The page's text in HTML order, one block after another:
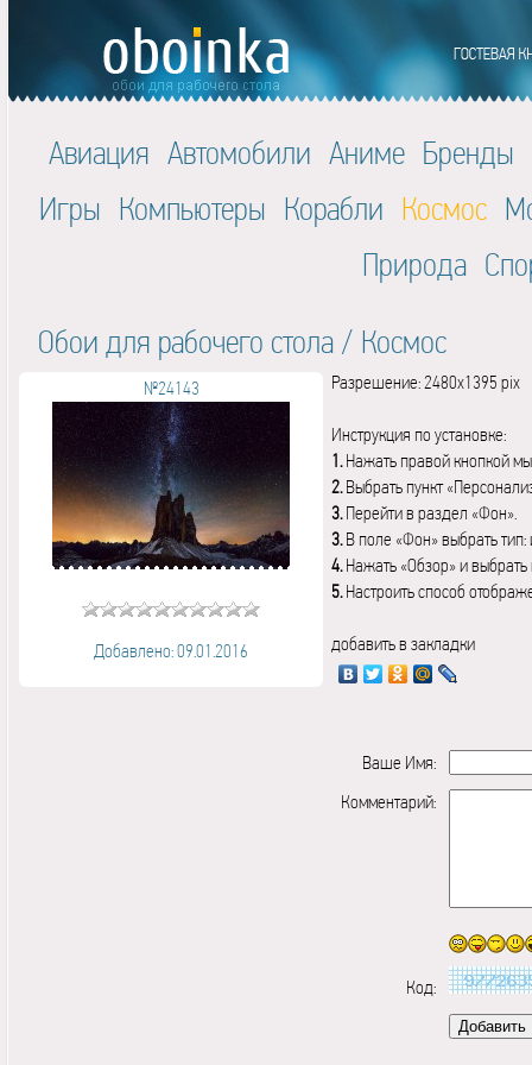
Авиация Автомобили Аниме Бренды
Игры Компьютеры Корабли Космос
Природа
Обои для рабочего стола / Космос
№24143
Добавлено: 09.01.2016
Разрешение: 2480x1395 pix
Инструкция по установке:
1.Нажать правой кнопкой
2.Выбрать пункт
3.Перейти в раздел «Фон».
3.В поле «Фон» выбрать
4.Нажать «Обзор» и выбрать
5.Настроить способ
добавить в закладки
Ваше Имя:
Комментарий:
Код: